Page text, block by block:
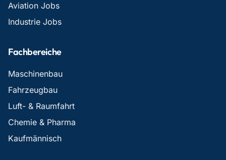
Aviation Jobs
Industrie Jobs
Fachbereiche
Maschinenbau
Fahrzeugbau
Luft- & Raumfahrt
Chemie & Pharma
Kaufmännisch